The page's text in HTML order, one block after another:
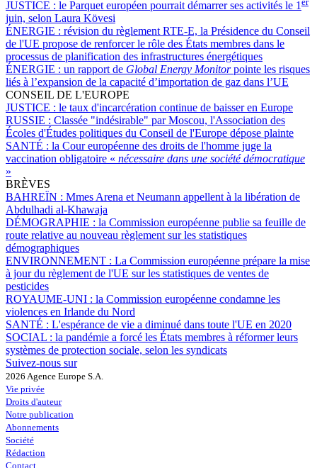
JUSTICE : le Parquet européen pourrait démarrer ses activités le 1
juin, selon Laura Kövesi
ÉNERGIE : révision du règlement RTE-E, la Présidence du Conseil
de l'UE propose de renforcer le rôle des États membres dans le
processus de planification des infrastructures énergétiques
ÉNERGIE : un rapport de Global Energy Monitorpointe les risques
liés à l’expansion de la capacité d’importation de gaz dans l’UE
CONSEIL DE L'EUROPE
JUSTICE : le taux d'incarcération continue de baisser en Europe
RUSSIE : Classée "indésirable" par Moscou, l'Association des
Écoles d'Études politiques du Conseil de l'Europe dépose plainte
SANTÉ : la Cour européenne des droits de l'homme juge la
vaccination obligatoire « nécessaire dans une société démocratique
»
BRÈVES
BAHREÏN : Mmes Arena et Neumann appellent à la libération de
Abdulhadi al-Khawaja
DÉMOGRAPHIE : la Commission européenne publie sa feuille de
route relative au nouveau règlement sur les statistiques
démographiques
ENVIRONNEMENT : La Commission européenne prépare la mise
à jour du règlement de l'UE sur les statistiques de ventes de
pesticides
ROYAUME-UNI : la Commission européenne condamne les
violences en Irlande du Nord
SANTÉ : L'espérance de vie a diminué dans toute l'UE en 2020
SOCIAL : la pandémie a forcé les États membres à réformer leurs
systèmes de protection sociale, selon les syndicats
Suivez-nous sur
2026 Agence Europe S.A.
Vie privée
Droits d'auteur
Notre publication
Abonnements
Société
Rédaction
Contact